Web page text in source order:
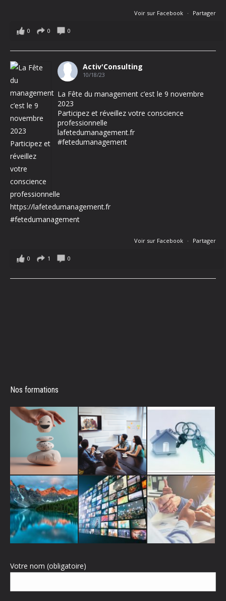
Voir sur Facebook · Partager
0 0 0
Activ'Consulting
10/18/23
La Fête du management c’est le 9 novembre
2023
Participez et réveillez votre conscience
professionnelle
lafetedumanagement.fr
#fetedumanagement
Voir sur Facebook · Partager
0 1 0
Nos formations
Votre nom (obligatoire)